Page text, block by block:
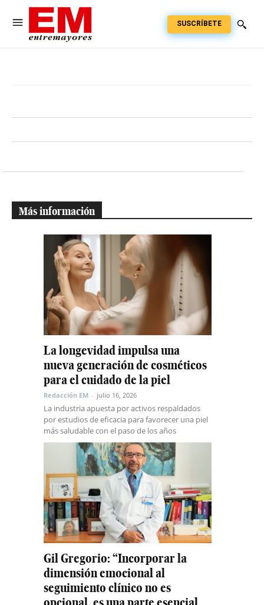
SUSCRÍBETE
Más información
La longevidad impulsa una
nueva generación de cosméticos
para el cuidado de la piel
Redacción EM - julio 16, 2026
La industria apuesta por activos respaldados
por estudios de eficacia para favorecer una piel
más saludable con el paso de los años
Gil Gregorio: “Incorporar la
dimensión emocional al
seguimiento clínico no es